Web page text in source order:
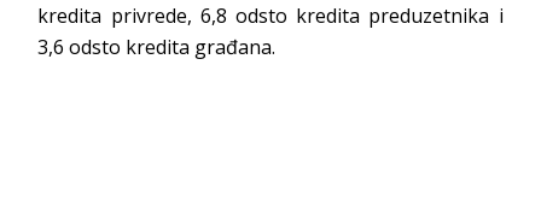
kredita privrede, 6,8 odsto kredita preduzetnika i
3,6 odsto kredita građana.